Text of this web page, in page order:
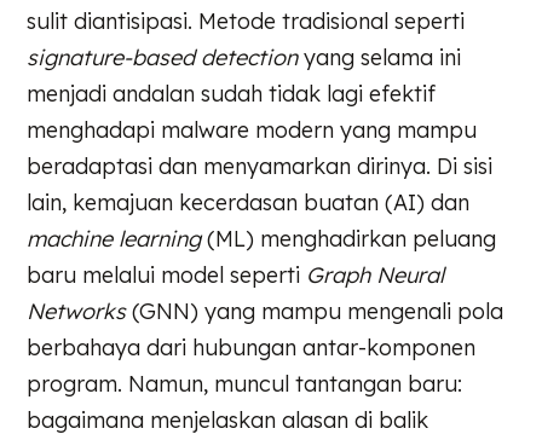
sulit diantisipasi. Metode tradisional seperti
signature-based detectionyang selama ini
menjadi andalan sudah tidak lagi efektif
menghadapi malware modern yang mampu
beradaptasi dan menyamarkan dirinya. Di sisi
lain, kemajuan kecerdasan buatan (AI) dan
machine learning(ML) menghadirkan peluang
baru melalui model seperti Graph Neural
Networks(GNN) yang mampu mengenali pola
berbahaya dari hubungan antar-komponen
program. Namun, muncul tantangan baru:
bagaimana menjelaskan alasan di balik